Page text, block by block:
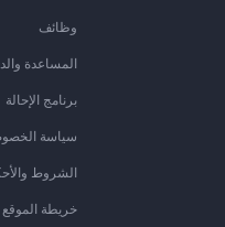
وظائف
المساعدة
برنامج الإحالة
سياسة
الشروط
خريطة الموقع